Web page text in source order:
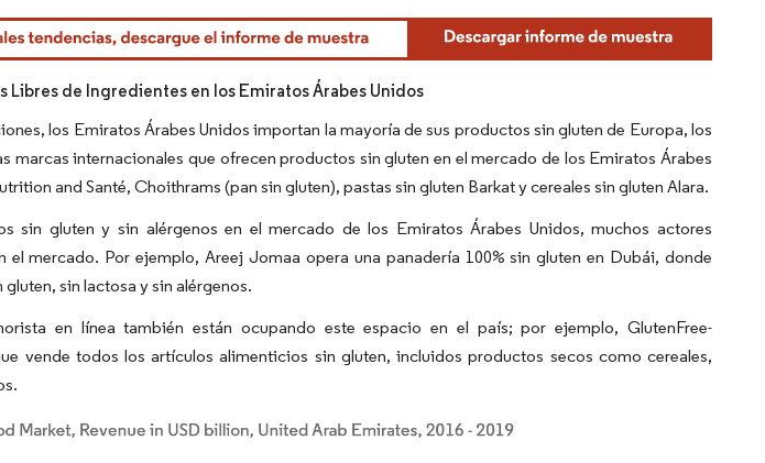
según CC BY 4.0.
de Ingredientes en los Emiratos Árabes Unidos
los Emiratos Árabes Unidos importan la mayoría de sus productos sin gluten de Europa, los
marcas internacionales que ofrecen productos sin gluten en el mercado de los Emiratos Árabes
and Santé, Choithrams (pan sin gluten), pastas sin gluten Barkat y cereales sin gluten Alara.
sin gluten y sin alérgenos en el mercado de los Emiratos Árabes Unidos, muchos actores
el mercado. Por ejemplo, Areej Jomaa opera una panadería 100% sin gluten en Dubái, donde
sin lactosa y sin alérgenos.
en línea también están ocupando este espacio en el país; por ejemplo, GlutenFree-
vende todos los artículos alimenticios sin gluten, incluidos productos secos como cereales,